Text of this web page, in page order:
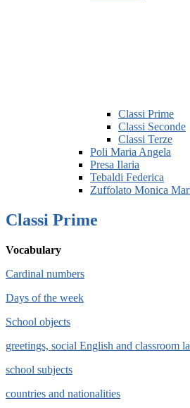
Classi Prime
Classi Seconde
Classi Terze
Poli Maria Angela
Presa Ilaria
Tebaldi Federica
Zuffolato Monica
Classi Prime
Vocabulary
Cardinal numbers
Days of the week
School objects
greetings, social English and classroom
school subjects
countries and nationalities